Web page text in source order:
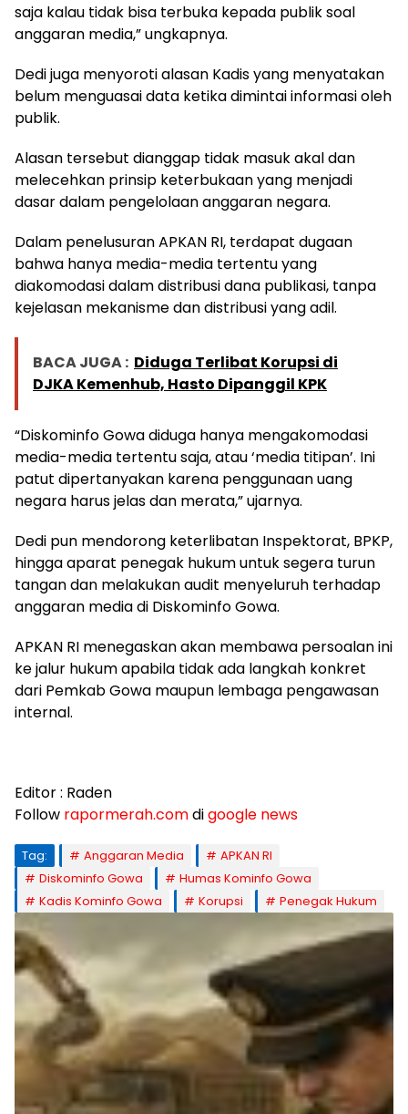
saja kalau tidak bisa terbuka kepada publik soal
anggaran media,” ungkapnya.
Dedi juga menyoroti alasan Kadis yang menyatakan
belum menguasai data ketika dimintai informasi oleh
publik.
Alasan tersebut dianggap tidak masuk akal dan
melecehkan prinsip keterbukaan yang menjadi
dasar dalam pengelolaan anggaran negara.
Dalam penelusuran APKAN RI, terdapat dugaan
bahwa hanya media-media tertentu yang
diakomodasi dalam distribusi dana publikasi, tanpa
kejelasan mekanisme dan distribusi yang adil.
BACA JUGA : Diduga Terlibat Korupsi di
DJKA Kemenhub, Hasto Dipanggil KPK
“Diskominfo Gowa diduga hanya mengakomodasi
media-media tertentu saja, atau ‘media titipan’. Ini
patut dipertanyakan karena penggunaan uang
negara harus jelas dan merata,” ujarnya.
Dedi pun mendorong keterlibatan Inspektorat, BPKP,
hingga aparat penegak hukum untuk segera turun
tangan dan melakukan audit menyeluruh terhadap
anggaran media di Diskominfo Gowa.
APKAN RI menegaskan akan membawa persoalan ini
ke jalur hukum apabila tidak ada langkah konkret
dari Pemkab Gowa maupun lembaga pengawasan
internal.
Editor : Raden
Follow rapormerah.comdigoogle news
Tag: Anggaran Media
APKAN RI
Diskominfo Gowa
Humas Kominfo Gowa
Kadis Kominfo Gowa
Korupsi Penegak Hukum